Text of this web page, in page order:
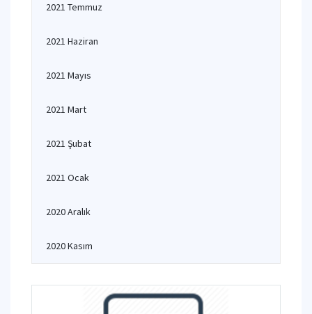
2021 Temmuz
2021 Haziran
2021 Mayıs
2021 Mart
2021 Şubat
2021 Ocak
2020 Aralık
2020 Kasım